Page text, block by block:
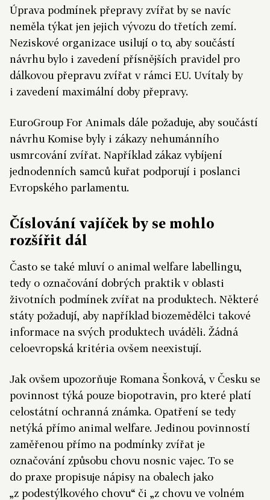
Úprava podmínek přepravy zvířat by se navíc
neměla týkat jen jejich vývozu do třetích zemí.
Neziskové organizace usilují o to, aby součástí
návrhu bylo i zavedení přísnějších pravidel pro
dálkovou přepravu zvířat v rámci EU. Uvítaly by
i zavedení maximální doby přepravy.
EuroGroup For Animals dále požaduje, aby součástí
návrhu Komise byly i zákazy nehumánního
usmrcování zvířat. Například zákaz vybíjení
jednodenních samců kuřat podporují i poslanci
Evropského parlamentu.
Číslování vajíček by se mohlo
rozšířit dál
Často se také mluví o animal welfare labellingu,
tedy o označování dobrých praktik v oblasti
životních podmínek zvířat na produktech. Některé
státy požadují, aby například biozemědělci takové
informace na svých produktech uváděli. Žádná
celoevropská kritéria ovšem neexistují.
Jak ovšem upozorňuje Romana Šonková, v Česku se
povinnost týká pouze biopotravin, pro které platí
celostátní ochranná známka. Opatření se tedy
netýká přímo animal welfare. Jedinou povinností
zaměřenou přímo na podmínky zvířat je
označování způsobu chovu nosnic vajec. To se
do praxe propisuje nápisy na obalech jako
„z podestýlkového chovu“ či „z chovu ve volném